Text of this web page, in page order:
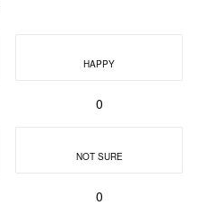
HAPPY
0
NOT SURE
0